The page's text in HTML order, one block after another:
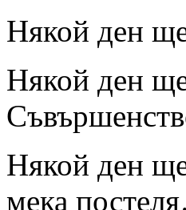
Някой ден
Някой ден
Някой ден
мека